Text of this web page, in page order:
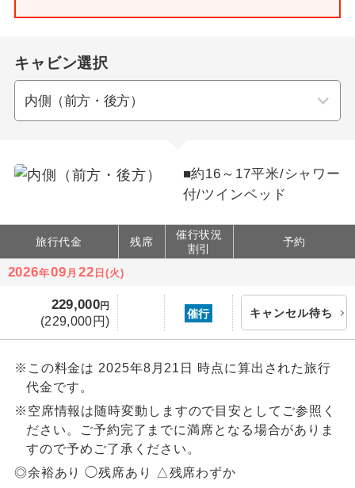
キャビン選択
■約16～17平米/シャワー
付/ツインベッド
旅行代金 残席
催行状況
割引
予約
2026年09 月 22 日(火)
229,000円
(229,000円)
催行 キャンセル待ち
※この料金は 2025年8月21日 時点に算出された旅行
代金です。
※空席情報は随時変動しますので目安としてご参照く
ださい。ご予約完了までに満席となる場合がありま
すので予めご了承ください。
◎余裕あり ◯残席あり △残席わずか